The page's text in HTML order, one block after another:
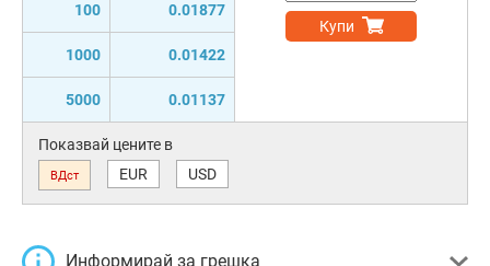
100 0.01877
1000 0.01422
5000 0.01137
Купи
Показвай цените в
ВДст EUR USD
Информирай за грешка